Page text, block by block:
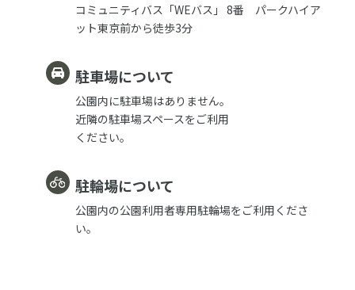
コミュニティバス「WEバス」 8番 パークハイア
ット東京前から徒歩3分
駐車場について
公園内に駐車場はありません。
近隣の駐車場スペースをご利用
ください。
駐輪場について
公園内の公園利用者専用駐輪場をご利用くださ
い。